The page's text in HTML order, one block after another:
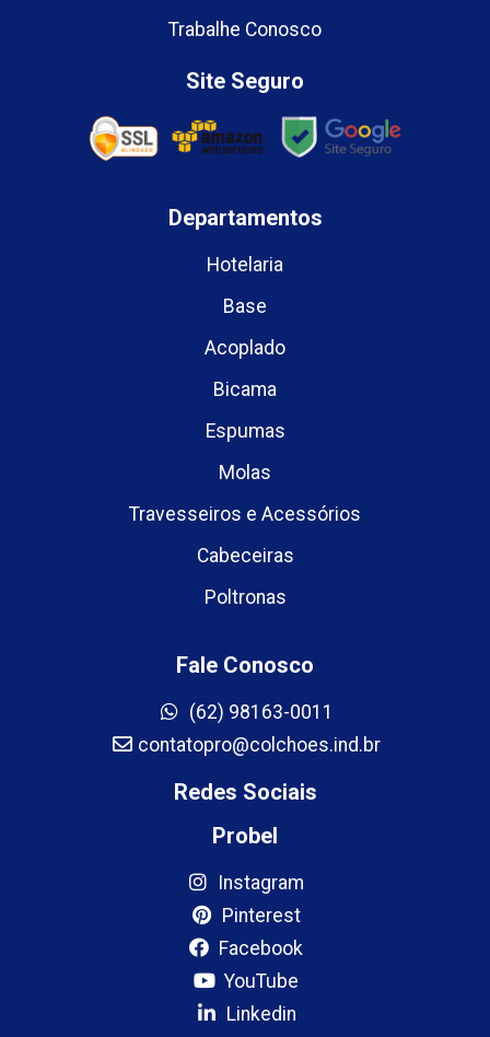
Trabalhe Conosco
Site Seguro
Departamentos
Hotelaria
Base
Acoplado
Bicama
Espumas
Molas
Travesseiros e Acessórios
Cabeceiras
Poltronas
Fale Conosco
(62) 98163-0011
contatopro@colchoes.ind.br
Redes Sociais
Probel
Instagram
Pinterest
Facebook
YouTube
Linkedin